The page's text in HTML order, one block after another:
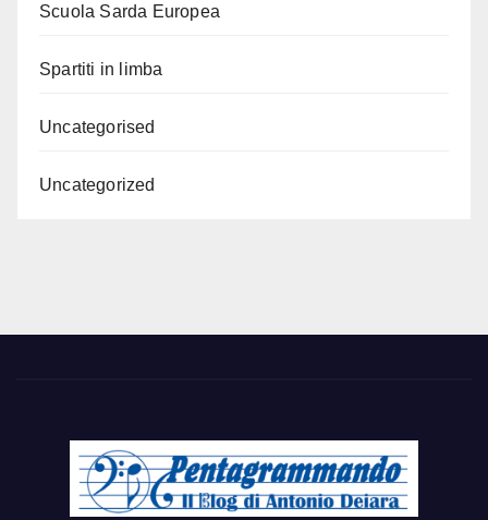
Scuola Sarda Europea
Spartiti in limba
Uncategorised
Uncategorized